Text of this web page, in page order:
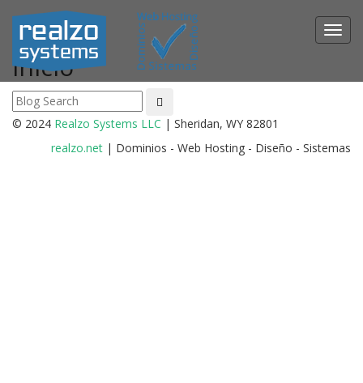
Inicio
© 2024 Realzo Systems LLC | Sheridan, WY 82801
realzo.net | Dominios - Web Hosting - Diseño - Sistemas